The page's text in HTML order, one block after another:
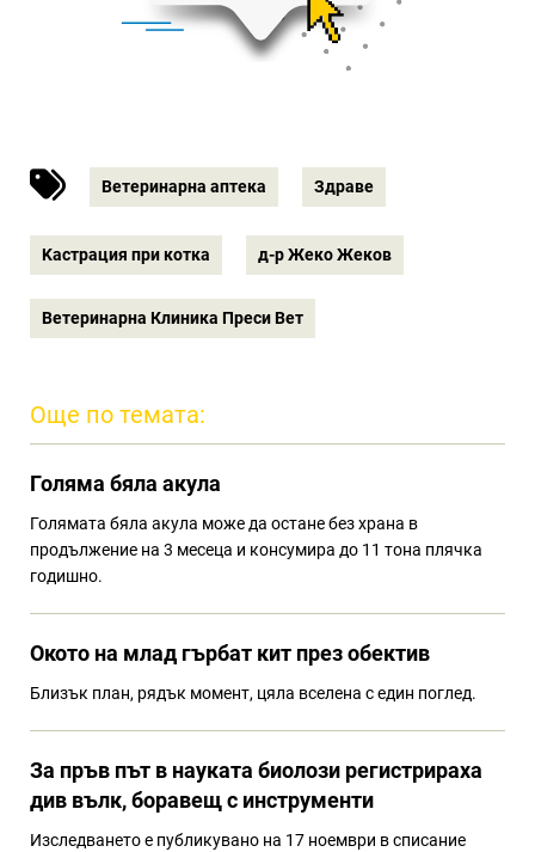
Ветеринарна аптека Здраве
Kастрация при котка д-р Жеко Жеков
Ветеринарна Клиника Преси Вет
Още по темата:
Голяма бяла акула
Голямата бяла акула може да остане без храна в
продължение на 3 месеца и консумира до 11 тона плячка
годишно.
Окото на млад гърбат кит през обектив
Близък план, рядък момент, цяла вселена с един поглед.
За пръв път в науката биолози регистрираха
див вълк, боравещ с инструменти
Изследването е публикувано на 17 ноември в списание